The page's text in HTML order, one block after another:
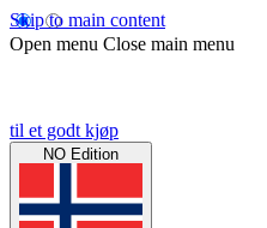
Skip to main content
Open menu Close main menu
til et godt kjøp
NO Edition